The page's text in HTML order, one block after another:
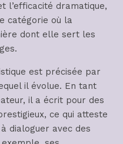
l’efficacité dramatique,
catégorie où la
dont elle sert les
est précisée par
il évolue. En tant
il a écrit pour des
ce qui atteste
dialoguer avec des